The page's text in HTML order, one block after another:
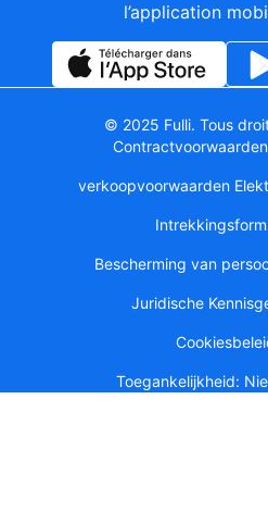
l’application
© 2025 Fulli. Tous
verkoopvoorwaarden
Bescherming van
Juridische
Toegankelijkheid: